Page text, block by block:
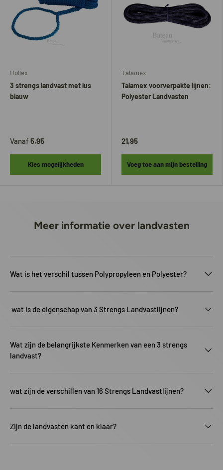
Hollex
3 strengs landvast met lus
blauw
Vanaf 5,95
Kies mogelijkheden
Talamex
Talamex voorverpakte lijnen:
Polyester Landvasten
21,95
Voeg toe aan mijn bestelling
Meer informatie over landvasten
Wat is het verschil tussen Polypropyleen en Polyester?
wat is de eigenschap van 3 Strengs Landvastlijnen?
Wat zijn de belangrijkste Kenmerken van een 3 strengs
landvast?
wat zijn de verschillen van 16 Strengs Landvastlijnen?
Zijn de landvasten kant en klaar?